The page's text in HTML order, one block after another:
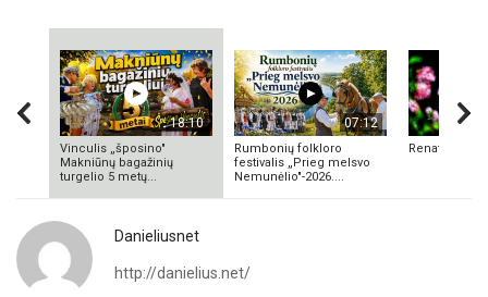
18:10
Vinculis „šposino"
Makniūnų bagažinių
turgelio 5 metų...
07:12
Rumbonių folkloro
festivalis „Prieg melsvo
Nemunėlio"-2026....
Renata
Danieliusnet
http://danielius.net/